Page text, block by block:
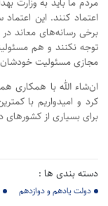
اعتماد کنند. این
برخی رسانه‌های معاند
توجه نکنند و هم
مجازی مسئولیت خودشان
ان‌شاء الله با همکاری
کرد و امیدواریم با
برای بسیاری از
دسته بندی ها :
دولت یادهم و دوازدهم